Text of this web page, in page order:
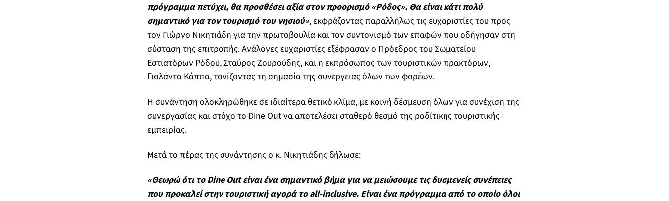
πρόγραμμα πετύχει, θα προσθέσει αξία στον προορισμό «Ρόδος». Θα είναι κάτι πολύ
σημαντικό για τον τουρισμό του νησιού», εκφράζοντας παραλλήλως τις ευχαριστίες του προς
τον Γιώργο Νικητιάδη για την πρωτοβουλία και τον συντονισμό των επαφών που οδήγησαν στη
σύσταση της επιτροπής. Ανάλογες ευχαριστίες εξέφρασαν ο Πρόεδρος του Σωματείου
Εστιατόρων Ρόδου, Σταύρος Ζουρούδης, και η εκπρόσωπος των τουριστικών πρακτόρων,
Γιολάντα Κάππα, τονίζοντας τη σημασία της συνέργειας όλων των φορέων.
Η συνάντηση ολοκληρώθηκε σε ιδιαίτερα θετικό κλίμα, με κοινή δέσμευση όλων για συνέχιση της
συνεργασίας και στόχο το Dine Out να αποτελέσει σταθερό θεσμό της ροδίτικης τουριστικής
εμπειρίας.
Μετά το πέρας της συνάντησης ο κ. Νικητιάδης δήλωσε:
«Θεωρώ ότι το Dine Out είναι ένα σημαντικό βήμα για να μειώσουμε τις δυσμενείς συνέπειες
που προκαλεί στην τουριστική αγορά το all-inclusive. Είναι ένα πρόγραμμα από το οποίο όλοι